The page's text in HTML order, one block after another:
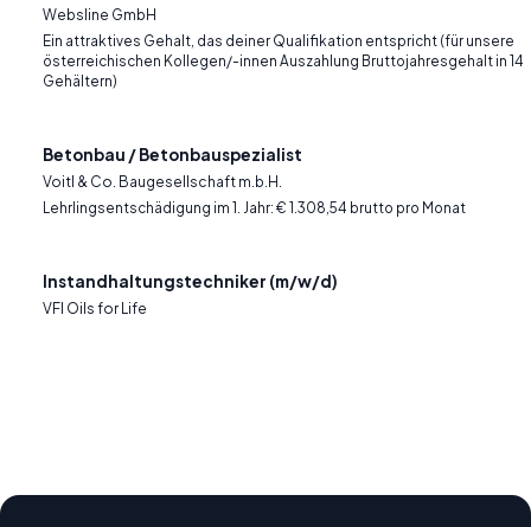
Websline GmbH
Ein attraktives Gehalt, das deiner Qualifikation entspricht (für unsere
österreichischen Kollegen/-innen Auszahlung Bruttojahresgehalt in 14
Gehältern)
Betonbau / Betonbauspezialist
Voitl & Co. Baugesellschaft m.b.H.
Lehrlingsentschädigung im 1. Jahr: € 1.308,54 brutto pro Monat
Instandhaltungstechniker (m/w/d)
VFI Oils for Life